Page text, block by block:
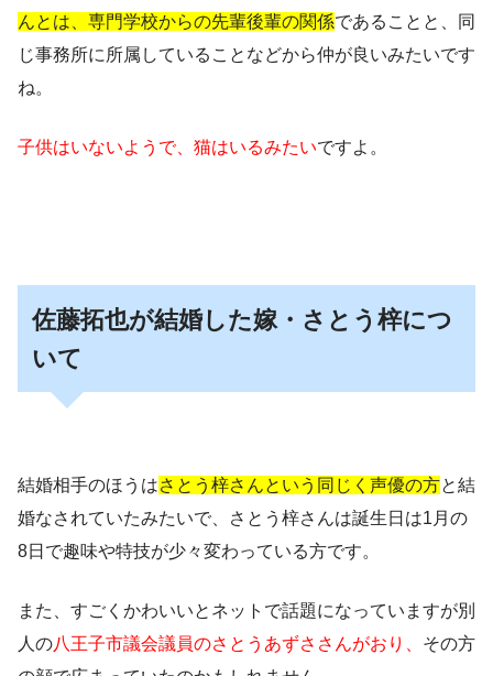
んとは、専門学校からの先輩後輩の関係であることと、同
じ事務所に所属していることなどから仲が良いみたいです
ね。
子供はいないようで、猫はいるみたいですよ。
佐藤拓也が結婚した嫁・さとう梓につ
いて
結婚相手のほうはさとう梓さんという同じく声優の方と結
婚なされていたみたいで、さとう梓さんは誕生日は1月の
8日で趣味や特技が少々変わっている方です。
また、すごくかわいいとネットで話題になっていますが別
人の八王子市議会議員のさとうあずささんがおり、 その方